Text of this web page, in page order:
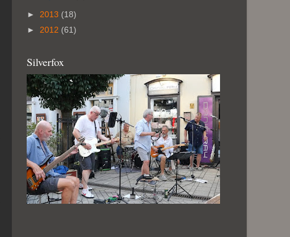
► 2013 (18)
► 2012 (61)
Silverfox